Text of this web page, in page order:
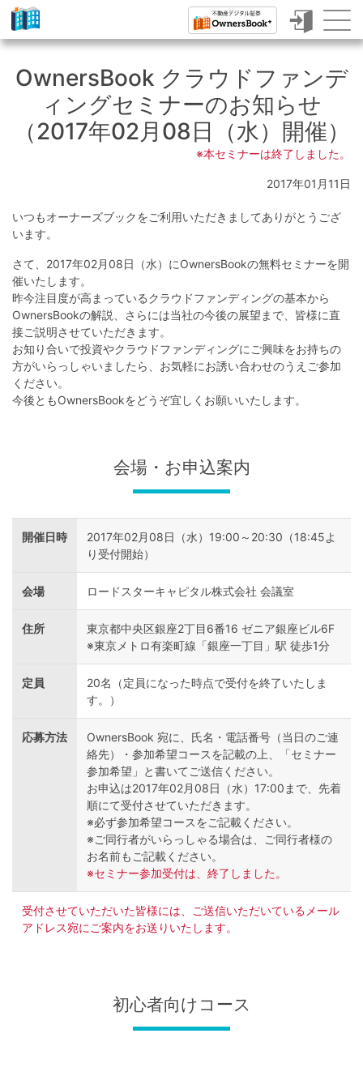
ク
ラ
ド
フ
デ
ィ
ン
グ
で
不
動
OwnersBook
OwnersBook クラウドファンデ
ィングセミナーのお知らせ
（2017年02月08日（水）開催）
※本セミナーは終了しました。
2017年01月11日
いつもオーナーズブックをご利用いただきましてありがとうござ
います。
さて、2017年02月08日（水）にOwnersBookの無料セミナーを開
催いたします。
昨今注目度が高まっているクラウドファンディングの基本から
OwnersBookの解説、さらには当社の今後の展望まで、皆様に直
接ご説明させていただきます。
お知り合いで投資やクラウドファンディングにご興味をお持ちの
方がいらっしゃいましたら、お気軽にお誘い合わせのうえご参加
ください。
今後ともOwnersBookをどうぞ宜しくお願いいたします。
会場・お申込案内
開催日時
2017年02月08日（水）19:00～20:30（18:45よ
り受付開始）
会場 ロードスターキャピタル株式会社 会議室
住所
東京都中央区銀座2丁目6番16 ゼニア銀座ビル6F
※東京メトロ有楽町線「銀座一丁目」駅 徒歩1分
定員
20名（定員になった時点で受付を終了いたしま
す。）
応募方法
OwnersBook 宛に、氏名・電話番号（当日のご連
絡先）・参加希望コースを記載の上、「セミナー
参加希望」と書いてご送信ください。
お申込は2017年02月08日（水）17:00まで、先着
順にて受付させていただきます。
※必ず参加希望コースをご記載ください。
※ご同行者がいらっしゃる場合は、ご同行者様の
お名前もご記載ください。
※セミナー参加受付は、終了しました。
受付させていただいた皆様には、ご送信いただいているメール
アドレス宛にご案内をお送りいたします。
初心者向けコース